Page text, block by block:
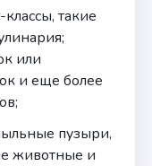
такие
или
и еще более
пузыри,
животные и